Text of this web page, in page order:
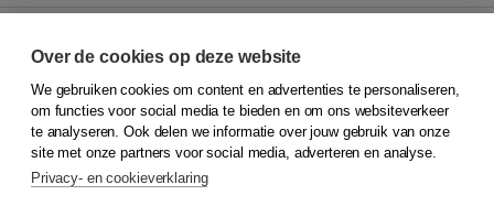
© 2026Koninklijke Boom uitgevers
Klantenservice
Service & informatie
Contact
Over de cookies op deze website
We gebruiken cookies om content en advertenties te personaliseren,
om functies voor social media te bieden en om ons websiteverkeer
te analyseren. Ook delen we informatie over jouw gebruik van onze
site met onze partners voor social media, adverteren en analyse.
Privacy- en cookieverklaring